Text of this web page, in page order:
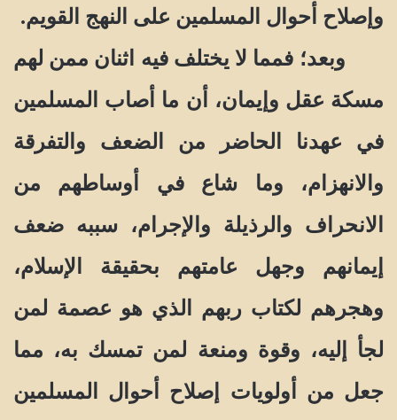
وإصلاح أحوال المسلمين على النهج القويم.
وبعد؛ فمما لا يختلف فيه اثنان ممن لهم
مسكة عقل وإيمان، أن ما أصاب المسلمين
في عهدنا الحاضر من الضعف والتفرقة
والانهزام، وما شاع في أوساطهم من
الانحراف والرذيلة والإجرام، سببه ضعف
إيمانهم وجهل عامتهم بحقيقة الإسلام،
وهجرهم لكتاب ربهم الذي هو عصمة لمن
لجأ إليه، وقوة ومنعة لمن تمسك به، مما
جعل من أولويات إصلاح أحوال المسلمين